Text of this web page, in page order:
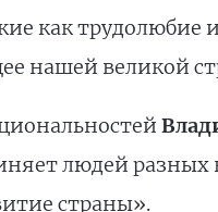
как трудолюбие
нашей великой
людей разных
страны».